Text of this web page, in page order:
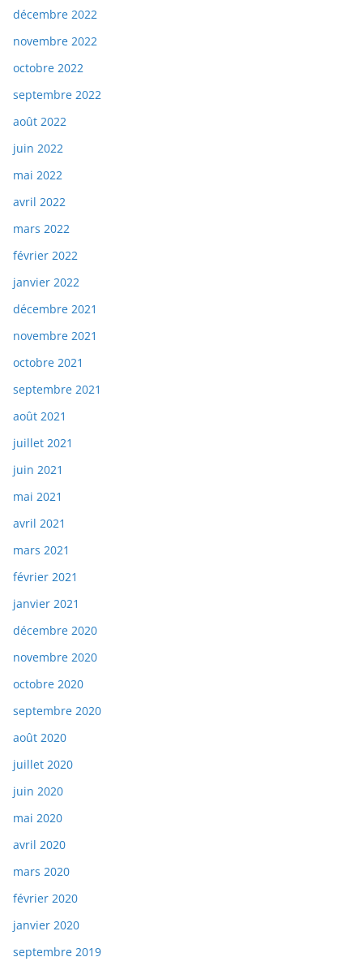
décembre 2022
novembre 2022
octobre 2022
septembre 2022
août 2022
juin 2022
mai 2022
avril 2022
mars 2022
février 2022
janvier 2022
décembre 2021
novembre 2021
octobre 2021
septembre 2021
août 2021
juillet 2021
juin 2021
mai 2021
avril 2021
mars 2021
février 2021
janvier 2021
décembre 2020
novembre 2020
octobre 2020
septembre 2020
août 2020
juillet 2020
juin 2020
mai 2020
avril 2020
mars 2020
février 2020
janvier 2020
septembre 2019